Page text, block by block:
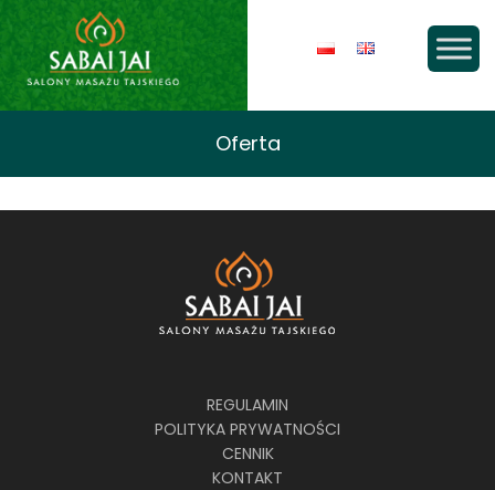
Oferta
REGULAMIN
POLITYKA PRYWATNOŚCI
CENNIK
KONTAKT